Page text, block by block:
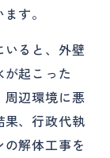
す。
いると、外壁
起こった
周辺環境に悪
果、行政代執
解体工事を